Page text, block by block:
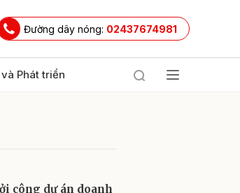
Đường dây nóng: 02437674981
Phát triển
công dự án doanh